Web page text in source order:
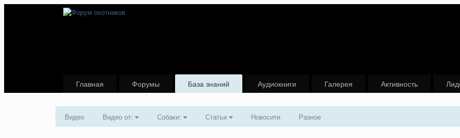
Главная Форумы База знаний
Видео Видео от: Собаки: Статьи Новосити Разное
Аудиокниги Галерея Активность